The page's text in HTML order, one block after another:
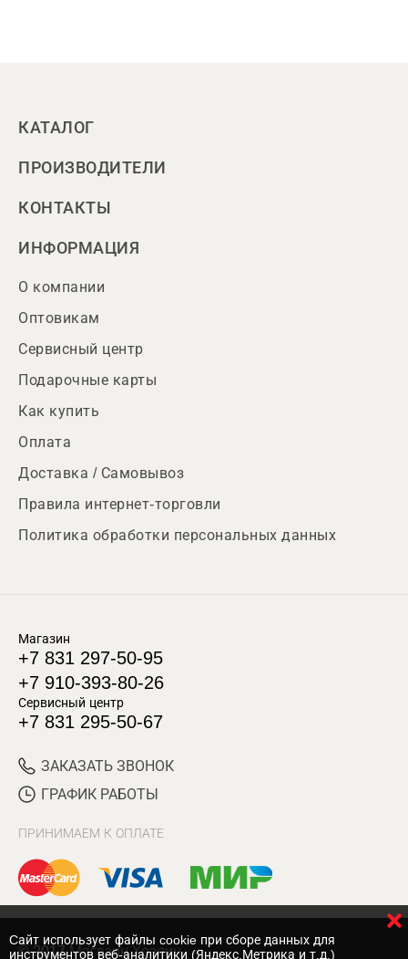
КАТАЛОГ
ПРОИЗВОДИТЕЛИ
КОНТАКТЫ
ИНФОРМАЦИЯ
О компании
Оптовикам
Сервисный центр
Подарочные карты
Как купить
Оплата
Доставка / Самовывоз
Правила интернет-торговли
Политика обработки персональных данных
Магазин
+7 831 297-50-95
+7 910-393-80-26
Сервисный центр
+7 831 295-50-67
ЗАКАЗАТЬ ЗВОНОК
ГРАФИК РАБОТЫ
ПРИНИМАЕМ К ОПЛАТЕ
© 2017 Магазин Хозяин
Cайт использует файлы cookie при сборе данных для
инструментов веб-аналитики (Яндекс.Метрика и т.д.)